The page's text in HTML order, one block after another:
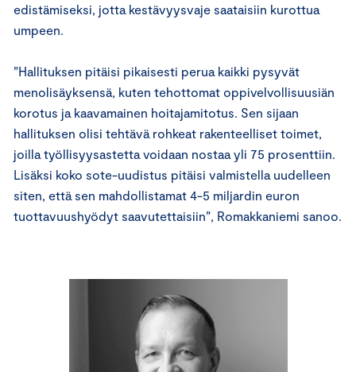
edistämiseksi, jotta kestävyysvaje saataisiin kurottua
umpeen.
”Hallituksen pitäisi pikaisesti perua kaikki pysyvät
menolisäyksensä, kuten tehottomat oppivelvollisuusiän
korotus ja kaavamainen hoitajamitotus. Sen sijaan
hallituksen olisi tehtävä rohkeat rakenteelliset toimet,
joilla työllisyysastetta voidaan nostaa yli 75 prosenttiin.
Lisäksi koko sote-uudistus pitäisi valmistella uudelleen
siten, että sen mahdollistamat 4-5 miljardin euron
tuottavuushyödyt saavutettaisiin”, Romakkaniemi sanoo.